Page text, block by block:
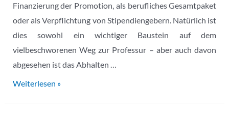
Finanzierung der Promotion, als berufliches Gesamtpaket
oder als Verpflichtung von Stipendiengebern. Natürlich ist
dies sowohl ein wichtiger Baustein auf dem
vielbeschworenen Weg zur Professur – aber auch davon
abgesehen ist das Abhalten …
Lehre,
Weiterlesen »